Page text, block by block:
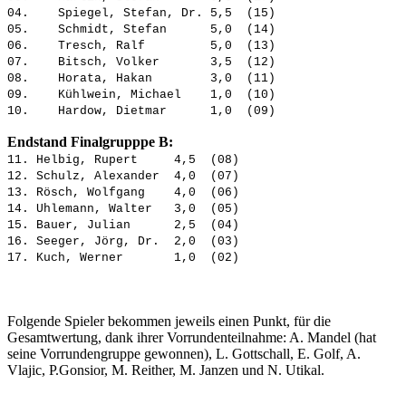
04. Spiegel, Stefan, Dr. 5,5 (15)
05. Schmidt, Stefan 5,0 (14)
06. Tresch, Ralf 5,0 (13)
07. Bitsch, Volker 3,5 (12)
08. Horata, Hakan 3,0 (11)
09. Kühlwein, Michael 1,0 (10)
10. Hardow, Dietmar 1,0 (09)
Endstand Finalgrupppe B:
11. Helbig, Rupert 4,5 (08)
12. Schulz, Alexander 4,0 (07)
13. Rösch, Wolfgang 4,0 (06)
14. Uhlemann, Walter 3,0 (05)
15. Bauer, Julian 2,5 (04)
16. Seeger, Jörg, Dr. 2,0 (03)
17. Kuch, Werner 1,0 (02)
Folgende Spieler bekommen jeweils einen Punkt, für die
Gesamtwertung, dank ihrer Vorrundenteilnahme: A. Mandel (hat
seine Vorrundengruppe gewonnen), L. Gottschall, E. Golf, A.
Vlajic, P.Gonsior, M. Reither, M. Janzen und N. Utikal.